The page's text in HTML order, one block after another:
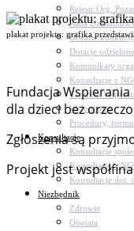
Rejestr Org.
Rada
Otwarte
Dotacje
Komunikaty
Konsultacje z
Centrum
Wolontariat
Procedury,
Konsultacje
Konsultacje
Konsultacje z
Konsultacje dot.
Niezbędnik
Zdrowie
Oświata
plakat projektu: grafika
Fundacja
dla dzieci bez
Zgłoszenia są
Projekt jest